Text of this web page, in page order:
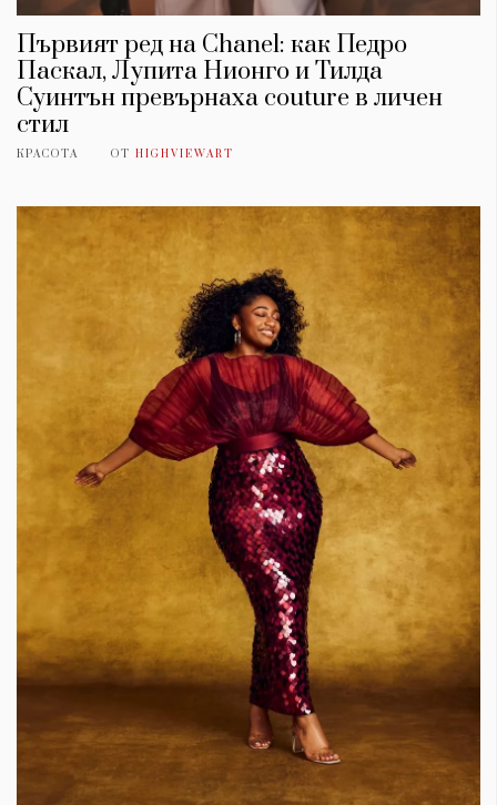
Първият ред на Chanel: как Педро
Паскал, Лупита Нионго и Тилда
Суинтън превърнаха couture в личен
стил
КРАСОТА ОТ HIGHVIEWART
КАТЕГОРИИ
Подкасти
Гурме
ползване
За нас
Реклама
Политика за
поверителност
ModerenDom
СЛЕДВАЙТЕ НИ
Facebook Instagram Twitter
Pinterest
Spotify Soundcloud
Ако нашият сайт ви харесва, можете да се абонирате за
седмичния ни нюзлетър тук:
© 2026, HighViewArt | Всички права запазени